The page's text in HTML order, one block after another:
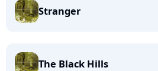
Stranger
The Black Hills